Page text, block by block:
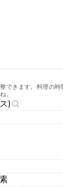
できます。料理の
。
)